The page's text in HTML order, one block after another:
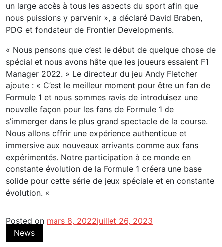
un large accès à tous les aspects du sport afin que
nous puissions y parvenir », a déclaré David Braben,
PDG et fondateur de Frontier Developments.
« Nous pensons que c’est le début de quelque chose de
spécial et nous avons hâte que les joueurs essaient F1
Manager 2022. » Le directeur du jeu Andy Fletcher
ajoute : « C’est le meilleur moment pour être un fan de
Formule 1 et nous sommes ravis de introduisez une
nouvelle façon pour les fans de Formule 1 de
s’immerger dans le plus grand spectacle de la course.
Nous allons offrir une expérience authentique et
immersive aux nouveaux arrivants comme aux fans
expérimentés. Notre participation à ce monde en
constante évolution de la Formule 1 créera une base
solide pour cette série de jeux spéciale et en constante
évolution. «
Posted on mars 8, 2022juillet 26, 2023
News